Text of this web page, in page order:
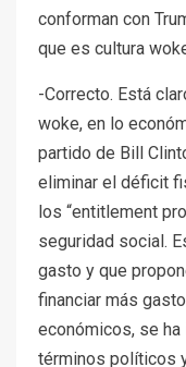
conforman con
que es cultura
-Correcto. Está
woke, en lo
partido de Bill
eliminar el déficit
los “entitlement
seguridad social.
gasto y que
financiar más
económicos, se
términos políticos